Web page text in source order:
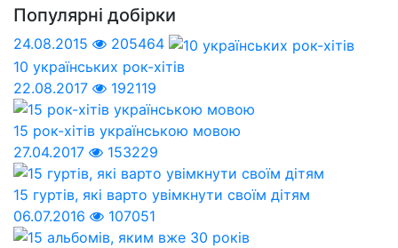
Популярні добірки
24.08.2015
205464
10 українських рок-хітів
22.08.2017
192119
15 рок-хітів українською мовою
27.04.2017
153229
15 гуртів, які варто увімкнути своїм дітям
06.07.2016
107051